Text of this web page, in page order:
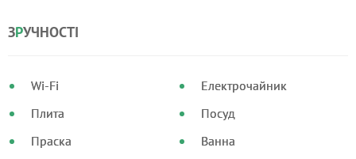
ЗРУЧНОСТІ
Wi-Fi
Плита
Праска
Електрочайник
Посуд
Ванна